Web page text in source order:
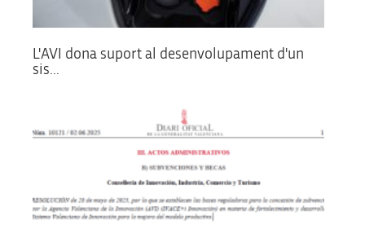
L'AVI dona suport al desenvolupament d'un
sis...